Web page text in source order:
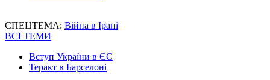
СПЕЦТЕМА: Війна в Ірані
ВСІ ТЕМИ
Вступ України в ЄС
Теракт в Барселоні